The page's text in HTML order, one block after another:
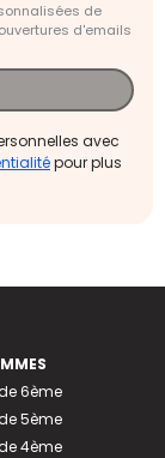
de
d'emails
avec
pour plus
6ème
5ème
4ème